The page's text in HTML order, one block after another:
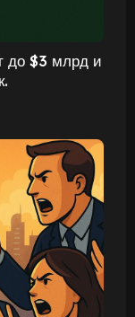
до $3 млрд и